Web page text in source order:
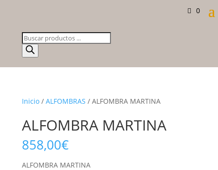
0
Búsqueda
de
productos
Inicio/ ALFOMBRAS / ALFOMBRA MARTINA
ALFOMBRA MARTINA
858,00€
ALFOMBRA MARTINA